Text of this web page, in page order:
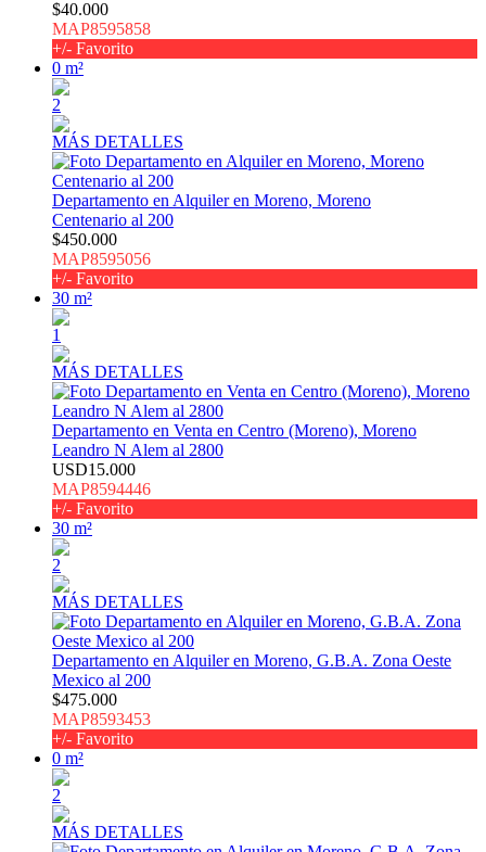
$40.000
MAP8595858
+/- Favorito
0 m²
2
MÁS DETALLES
Departamento en Alquiler en Moreno, Moreno
Centenario al 200
$450.000
MAP8595056
+/- Favorito
30 m²
1
MÁS DETALLES
Departamento en Venta en Centro (Moreno), Moreno
Leandro N Alem al 2800
USD15.000
MAP8594446
+/- Favorito
30 m²
2
MÁS DETALLES
Departamento en Alquiler en Moreno, G.B.A. Zona Oeste
Mexico al 200
$475.000
MAP8593453
+/- Favorito
0 m²
2
MÁS DETALLES